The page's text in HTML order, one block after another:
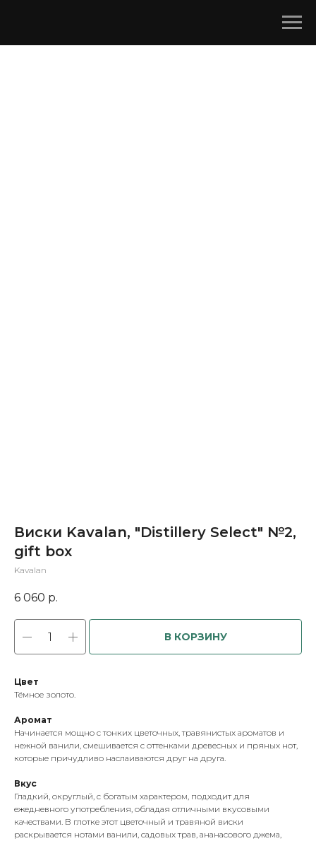
Виски Kavalan, "Distillery Select" №2,
gift box
Kavalan
6 060 р.
В КОРЗИНУ
Цвет
Тёмное золото.
Аромат
Начинается мощно с тонких цветочных, травянистых ароматов и
нежной ванили, смешивается с оттенками древесных и пряных нот,
которые причудливо наслаиваются друг на друга.
Вкус
Гладкий, округлый, с богатым характером, подходит для
ежедневного употребления, обладая отличными вкусовыми
качествами. В глотке этот цветочный и травяной виски
раскрывается нотами ванили, садовых трав, ананасового джема,